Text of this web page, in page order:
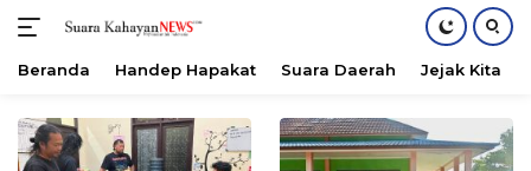
konten
Beranda Handep Hapakat Suara Daerah Jejak Kita